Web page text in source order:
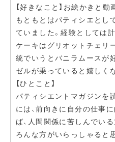
【好きなこと】お絵かきと動
もともとはパティシエとし
ていました。経験としては
ケーキはグリオットチェリ
統でいうとバニラムースが
ゼルが乗っていると嬉しく
【ひとこと】
パティシエントマガジンを
には、前向きに自分の仕事
ば、人間関係に苦しんでい
ろんな方がいらっしゃると